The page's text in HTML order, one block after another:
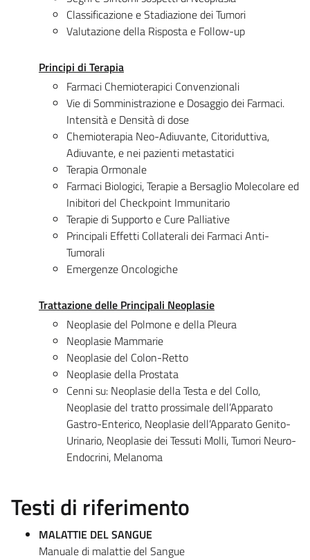
Classificazione e Stadiazione dei Tumori
Valutazione della Risposta e Follow-up
Principi di Terapia
Farmaci Chemioterapici Convenzionali
Vie di Somministrazione e Dosaggio dei Farmaci.
Intensità e Densità di dose
Chemioterapia Neo-Adiuvante, Citoriduttiva,
Adiuvante, e nei pazienti metastatici
Terapia Ormonale
Farmaci Biologici, Terapie a Bersaglio Molecolare ed
Inibitori del Checkpoint Immunitario
Terapie di Supporto e Cure Palliative
Principali Effetti Collaterali dei Farmaci Anti-
Tumorali
Emergenze Oncologiche
Trattazione delle Principali Neoplasie
Neoplasie del Polmone e della Pleura
Neoplasie Mammarie
Neoplasie del Colon-Retto
Neoplasie della Prostata
Cenni su: Neoplasie della Testa e del Collo,
Neoplasie del tratto prossimale dell’Apparato
Gastro-Enterico, Neoplasie dell’Apparato Genito-
Urinario, Neoplasie dei Tessuti Molli, Tumori Neuro-
Endocrini, Melanoma
Testi di riferimento
MALATTIE DEL SANGUE
Manuale di malattie del Sangue